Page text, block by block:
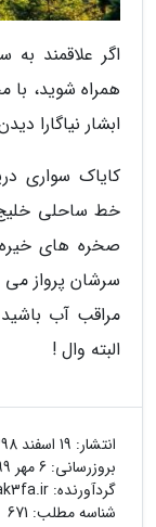
اگر علاقمند به
همراه شوید، با
ابشار نیاگارا
کایاک سواری
خط ساحلی خلیج
صخره های خیره
سرشان پرواز
مراقب آب
البته وال !
انتشار: 19 اسفند 1398
بروزرسانی: 6 مهر 1399
گردآورنده:
شناسه مطلب: 671